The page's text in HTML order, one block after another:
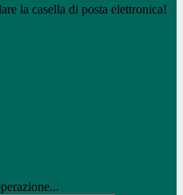
la casella di posta elettronica!